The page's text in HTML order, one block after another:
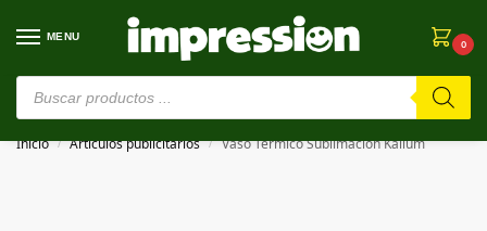
MENU
0
⚠️ Estamos en pruebas. Si algo falla, ¡Perdón!⚠️
Inicio / Artículos publicitarios / Vaso Térmico Sublimación Kallum